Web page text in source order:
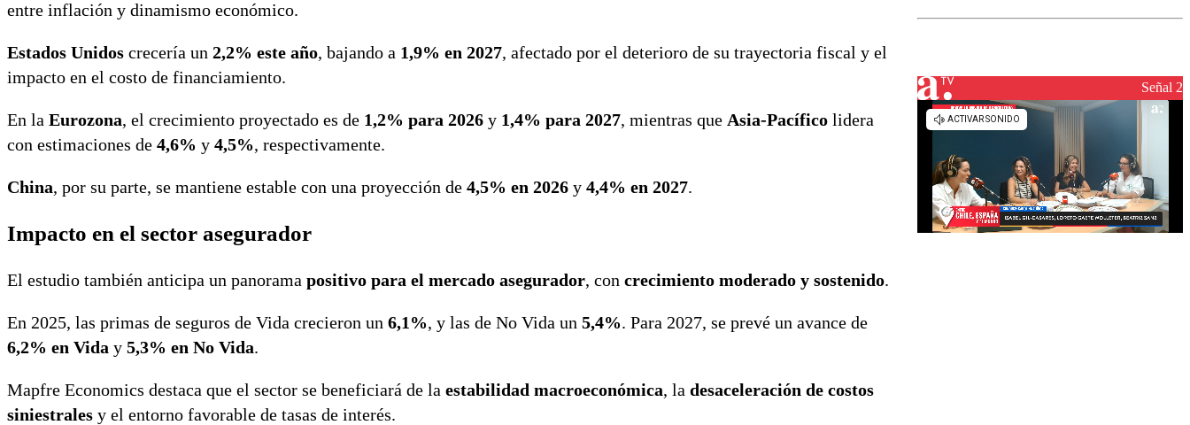
entre inflación y dinamismo económico.
Estados Unidos crecería un 2,2% este año, bajando a 1,9% en 2027, afectado por el deterioro de su trayectoria fiscal y el
impacto en el costo de financiamiento.
En la Eurozona, el crecimiento proyectado es de 1,2% para 2026 y 1,4% para 2027, mientras que Asia-Pacífico lidera
con estimaciones de 4,6% y 4,5%, respectivamente.
China, por su parte, se mantiene estable con una proyección de 4,5% en 2026 y 4,4% en 2027.
Impacto en el sector asegurador
El estudio también anticipa un panorama positivo para el mercado asegurador, con crecimiento moderado y sostenido.
En 2025, las primas de seguros de Vida crecieron un 6,1%, y las de No Vida un 5,4%. Para 2027, se prevé un avance de
6,2% en Vida y 5,3% en No Vida.
Mapfre Economics destaca que el sector se beneficiará de la estabilidad macroeconómica, la desaceleración de costos
siniestrales y el entorno favorable de tasas de interés.
el fin de la
reconstrucciónSeñal 2